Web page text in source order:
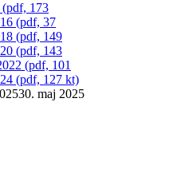
(pdf, 173
(pdf, 37
(pdf, 149
(pdf, 143
(pdf, 101
(pdf, 127 kt)
30. maj 2025